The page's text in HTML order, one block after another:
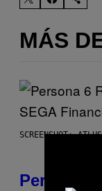
MÁS
SCREENSHOT: ATLUS
Persona 6